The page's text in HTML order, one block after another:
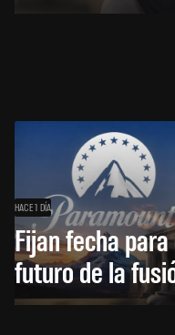
HACE 1 DÍA
Fijan fecha
futuro de la